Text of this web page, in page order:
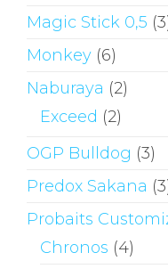
Magic Stick 0,5
Monkey (6)
Naburaya (2)
Exceed (2)
OGP Bulldog (3)
Predox Sakana
Probaits
Chronos (4)